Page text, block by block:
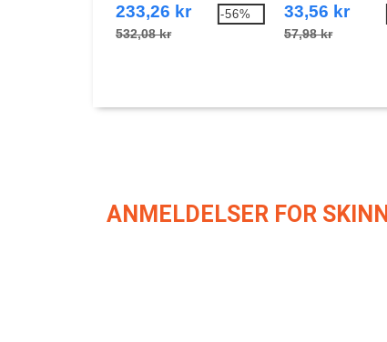
233,26 kr
532,08 kr
-56% 33,56 kr
57,98 kr
ANMELDELSER FOR